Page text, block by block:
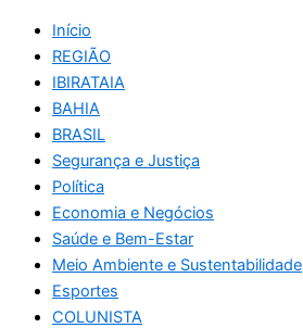
Início
REGIÃO
IBIRATAIA
BAHIA
BRASIL
Segurança e Justiça
Política
Economia e Negócios
Saúde e Bem-Estar
Meio Ambiente e Sustentabilidade
Esportes
COLUNISTA